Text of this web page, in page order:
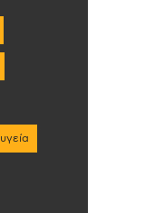
υγεία